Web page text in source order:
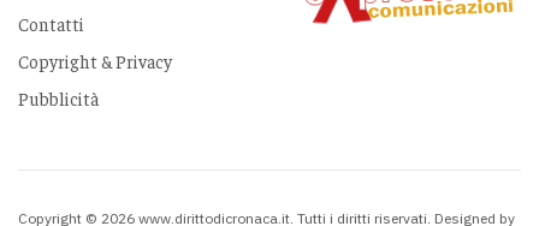
Contatti
Copyright & Privacy
Pubblicità
Copyright © 2026 www.dirittodicronaca.it. Tutti i diritti riservati. Designed by